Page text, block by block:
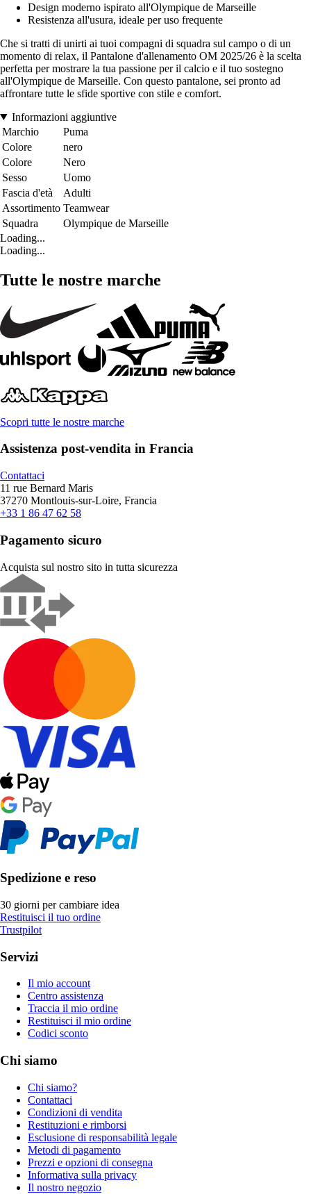
Design moderno ispirato all'Olympique de Marseille
Resistenza all'usura, ideale per uso frequente
Che si tratti di unirti ai tuoi compagni di squadra sul campo o di un
momento di relax, il Pantalone d'allenamento OM 2025/26 è la scelta
perfetta per mostrare la tua passione per il calcio e il tuo sostegno
all'Olympique de Marseille. Con questo pantalone, sei pronto ad
affrontare tutte le sfide sportive con stile e comfort.
Informazioni aggiuntive
Marchio
Puma
Colore
nero
Colore
Nero
Sesso
Uomo
Fascia d'età
Adulti
Assortimento Teamwear
Squadra
Olympique de Marseille
Loading...
Loading...
Tutte le nostre marche
Scopri tutte le nostre marche
Assistenza post-vendita in Francia
Contattaci
11 rue Bernard Maris
37270 Montlouis-sur-Loire, Francia
+33 1 86 47 62 58
Pagamento sicuro
Acquista sul nostro sito in tutta sicurezza
Spedizione e reso
30 giorni per cambiare idea
Restituisci il tuo ordine
Trustpilot
Servizi
Il mio account
Centro assistenza
Traccia il mio ordine
Restituisci il mio ordine
Codici sconto
Chi siamo
Chi siamo?
Contattaci
Condizioni di vendita
Restituzioni e rimborsi
Esclusione di responsabilità legale
Metodi di pagamento
Prezzi e opzioni di consegna
Informativa sulla privacy
Il nostro negozio